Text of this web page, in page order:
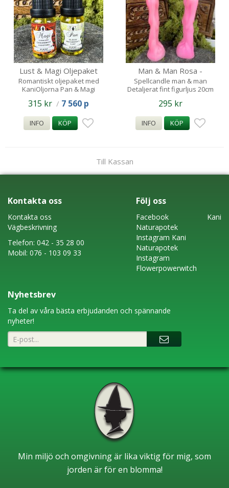
Lust & Magi Oljepaket
Romantiskt oljepaket med
KaniOljorna Pan & Magi
315 kr / 7 560 p
INFO KÖP
Man & Man Rosa -
Spellcandle- Figurljus
Spellcandle man & man
Detaljerat fint figurljus 20cm
healing. Samt sammanföra
295 kr
INFO KÖP
Till Kassan
Kontakta oss
Kontakta oss
Vägbeskrivning
Telefon: 042 - 35 28 00
Mobil: 076 - 103 09 33
Följ oss
FacebookKani
Naturapotek
Instagram Kani
Naturapotek
Instagram
Flowerpowerwitch
Nyhetsbrev
Ta del av våra bästa erbjudanden och spännande
nyheter!
Min miljö och omgivning är lika viktig för mig, som
jorden är för en blomma!